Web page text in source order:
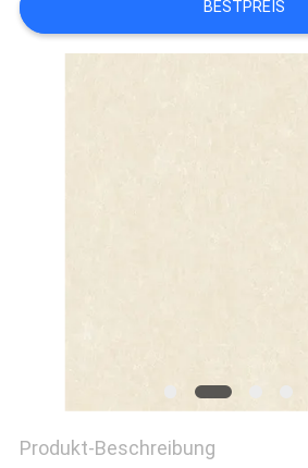
BESTPREIS
Produkt-Beschreibung